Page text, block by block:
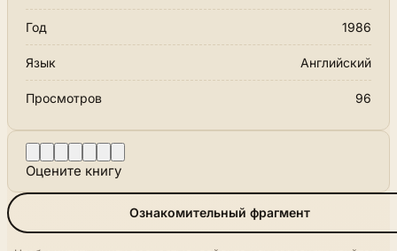
Год 1986
Язык Английский
Просмотров 96
Оцените книгу
Ознакомительный фрагмент